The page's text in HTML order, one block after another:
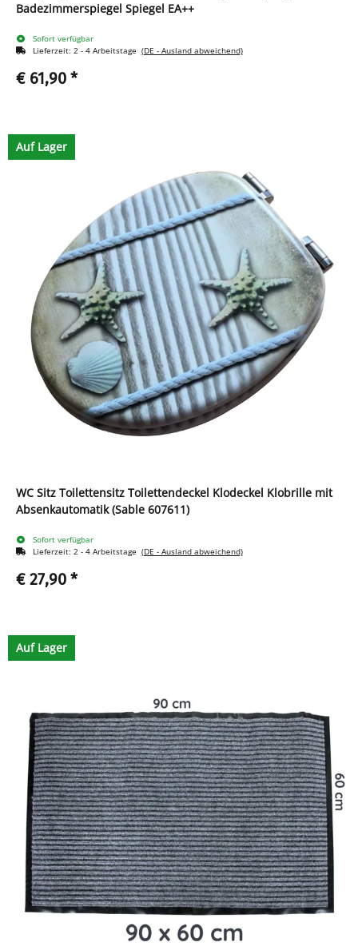
Badezimmerspiegel Spiegel EA++
Sofort verfügbar
Lieferzeit: 2 - 4 Arbeitstage (DE - Ausland abweichend)
€ 61,90 *
Auf Lager
WC Sitz Toilettensitz Toilettendeckel Klodeckel Klobrille mit
Absenkautomatik (Sable 607611)
Sofort verfügbar
Lieferzeit: 2 - 4 Arbeitstage (DE - Ausland abweichend)
€ 27,90 *
Auf Lager